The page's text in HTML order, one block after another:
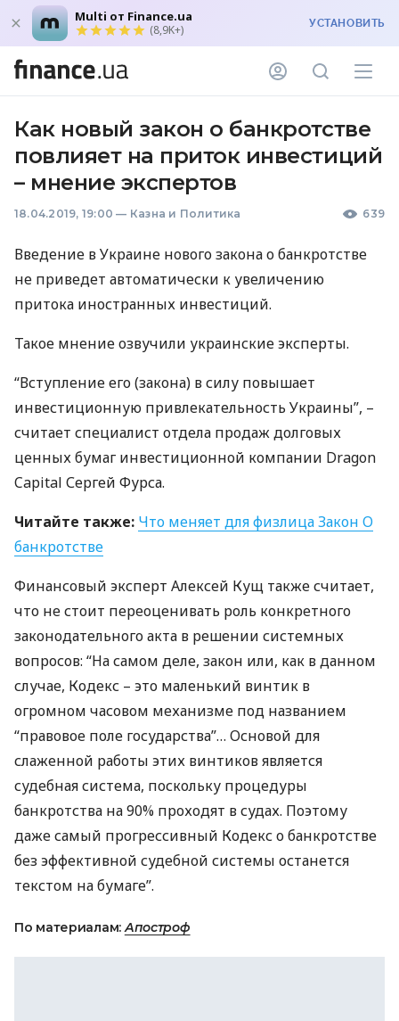
Multi от Finance.ua
(8,9K+) УСТАНОВИТЬ
Как новый закон о банкротстве
повлияет на приток инвестиций
– мнение экспертов
18.04.2019, 19:00 — Казна и Политика 639
Введение в Украине нового закона о банкротстве
не приведет автоматически к увеличению
притока иностранных инвестиций.
Такое мнение озвучили украинские эксперты.
“Вступление его (закона) в силу повышает
инвестиционную привлекательность Украины”, –
считает специалист отдела продаж долговых
ценных бумаг инвестиционной компании Dragon
Capital Сергей Фурса.
Читайте также: Что меняет для физлица Закон О
банкротстве
Финансовый эксперт Алексей Кущ также считает,
что не стоит переоценивать роль конкретного
законодательного акта в решении системных
вопросов: “На самом деле, закон или, как в данном
случае, Кодекс – это маленький винтик в
огромном часовом механизме под названием
“правовое поле государства”… Основой для
слаженной работы этих винтиков является
судебная система, поскольку процедуры
банкротства на 90% проходят в судах. Поэтому
даже самый прогрессивный Кодекс о банкротстве
без эффективной судебной системы останется
текстом на бумаге”.
По материалам:Апостроф